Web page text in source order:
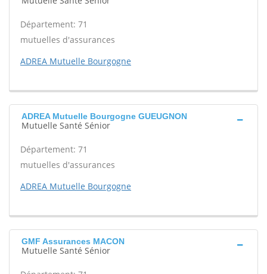
Département: 71
mutuelles d'assurances
ADREA Mutuelle Bourgogne
ADREA Mutuelle Bourgogne GUEUGNON
Mutuelle Santé Sénior
Département: 71
mutuelles d'assurances
ADREA Mutuelle Bourgogne
GMF Assurances MACON
Mutuelle Santé Sénior